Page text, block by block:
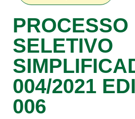
PROCESSO
SELETIVO
004/2021
006